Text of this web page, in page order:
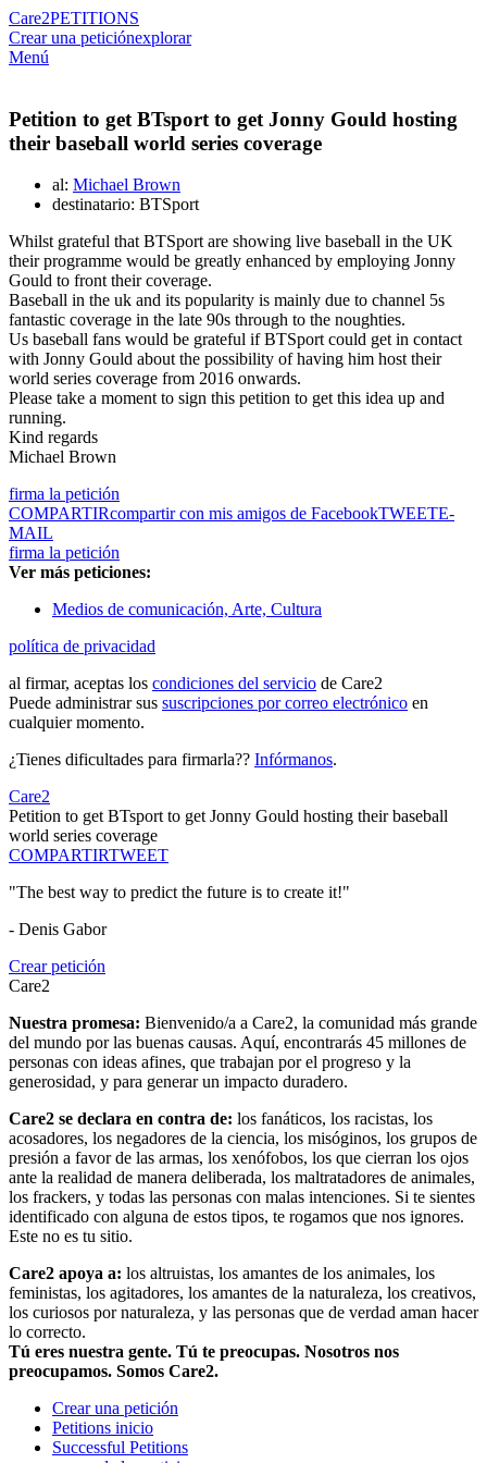
Care2PETITIONS
Crear una peticiónexplorar
Menú
Petition to get BTsport to get Jonny Gould hosting
their baseball world series coverage
al: Michael Brown
destinatario: BTSport
Whilst grateful that BTSport are showing live baseball in the UK
their programme would be greatly enhanced by employing Jonny
Gould to front their coverage.
Baseball in the uk and its popularity is mainly due to channel 5s
fantastic coverage in the late 90s through to the noughties.
Us baseball fans would be grateful if BTSport could get in contact
with Jonny Gould about the possibility of having him host their
world series coverage from 2016 onwards.
Please take a moment to sign this petition to get this idea up and
running.
Kind regards
Michael Brown
firma la petición
COMPARTIRcompartir con mis amigos de FacebookTWEETE-
MAIL
firma la petición
Ver más peticiones:
Medios de comunicación, Arte, Cultura
política de privacidad
al firmar, aceptas los condiciones del servicio de Care2
Puede administrar sus suscripciones por correo electrónico en
cualquier momento.
¿Tienes dificultades para firmarla?? Infórmanos.
Care2
Petition to get BTsport to get Jonny Gould hosting their baseball
world series coverage
COMPARTIRTWEET
"The best way to predict the future is to create it!"
- Denis Gabor
Crear petición
Care2
Nuestra promesa: Bienvenido/a a Care2, la comunidad más grande
del mundo por las buenas causas. Aquí, encontrarás 45 millones de
personas con ideas afines, que trabajan por el progreso y la
generosidad, y para generar un impacto duradero.
Care2 se declara en contra de: los fanáticos, los racistas, los
acosadores, los negadores de la ciencia, los misóginos, los grupos de
presión a favor de las armas, los xenófobos, los que cierran los ojos
ante la realidad de manera deliberada, los maltratadores de animales,
los frackers, y todas las personas con malas intenciones. Si te sientes
identificado con alguna de estos tipos, te rogamos que nos ignores.
Este no es tu sitio.
Care2 apoya a: los altruistas, los amantes de los animales, los
feministas, los agitadores, los amantes de la naturaleza, los creativos,
los curiosos por naturaleza, y las personas que de verdad aman hacer
lo correcto.
Tú eres nuestra gente. Tú te preocupas. Nosotros nos
preocupamos. Somos Care2.
Crear una petición
Petitions inicio
Successful Petitions